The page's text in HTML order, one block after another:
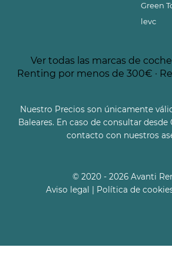
Green
levc
Ver todas las marcas de
Renting por menos de 300€ ·
Nuestro Precios son únicamente
Baleares. En caso de consultar desde
contacto con nuestros
© 2020 - 2026 Avanti
Aviso legal
Política de